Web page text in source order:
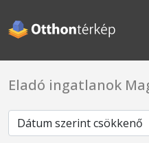
Eladó ingatlanok